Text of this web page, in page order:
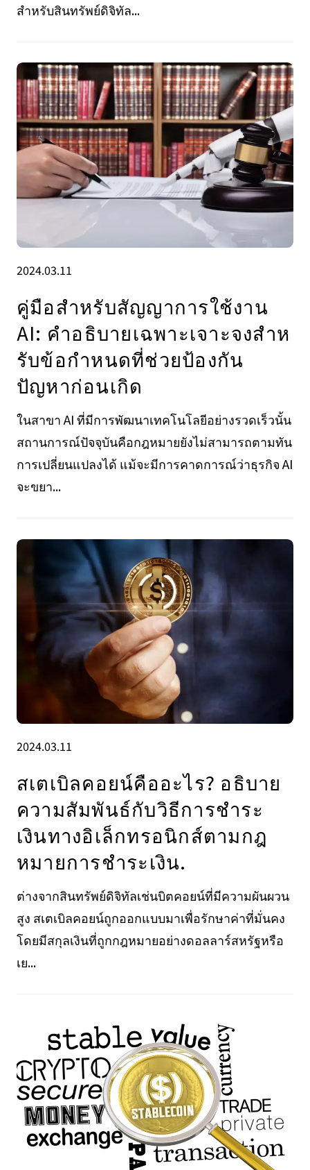
สำหรับสินทรัพย์ดิจิทัล...
2024.03.11
คู่มือสําหรับสัญญาการใช้งาน
AI: คําอธิบายเฉพาะเจาะจงสําห
รับข้อกําหนดที่ช่วยป้องกัน
ปัญหาก่อนเกิด
ในสาขา AI ที่มีการพัฒนาเทคโนโลยีอย่างรวดเร็วนั้น
สถานการณ์ปัจจุบันคือกฎหมายยังไม่สามารถตามทัน
การเปลี่ยนแปลงได้ แม้จะมีการคาดการณ์ว่าธุรกิจ AI
จะขยา...
2024.03.11
สเตเบิลคอยน์คืออะไร? อธิบาย
ความสัมพันธ์กับวิธีการชําระ
เงินทางอิเล็กทรอนิกส์ตามกฎ
หมายการชําระเงิน.
ต่างจากสินทรัพย์ดิจิทัลเช่นบิตคอยน์ที่มีความผันผวน
สูง สเตเบิลคอยน์ถูกออกแบบมาเพื่อรักษาค่าที่มั่นคง
โดยมีสกุลเงินที่ถูกกฎหมายอย่างดอลลาร์สหรัฐหรือ
เย...